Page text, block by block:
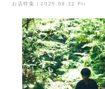
お店特集｜2025.08.22 Fri